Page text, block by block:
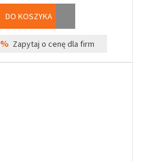
DO KOSZYKA
% Zapytaj o cenę dla firm